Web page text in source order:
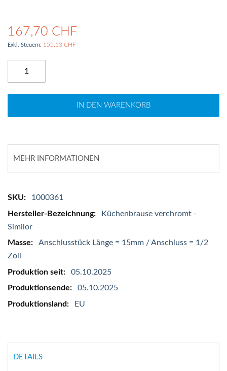
167,70 CHF
155,13 CHF
IN DEN WARENKORB
MEHR INFORMATIONEN
Mehr
Informationen
1000361
Küchenbrause verchromt -
Similor
Anschlusstück Länge = 15mm / Anschluss = 1/2
Zoll
05.10.2025
05.10.2025
EU
DETAILS